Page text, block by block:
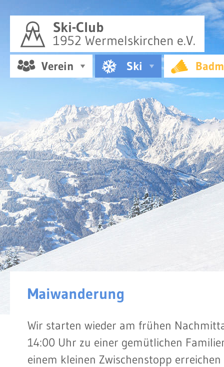
Ski-Club
1952 Wermelskirchen e.V.
Verein Ski
Maiwanderung
Wir starten wieder am frühen
14:00 Uhr zu einer gemütlichen
einem kleinen Zwischenstopp